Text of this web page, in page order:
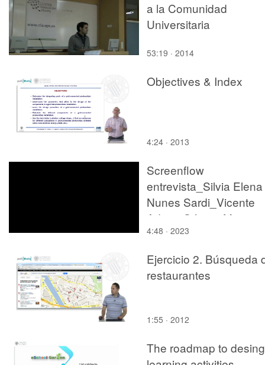
a la Comunidad
Universitaria
53:19 · 2014
Objectives & Index
4:24 · 2013
Screenflow
entrevista_Silvia Elena
Nunes Sardi_Vicente
Adrian Gómez Moreno
4:48 · 2023
Ejercicio 2. Búsqueda
restaurantes
1:55 · 2012
The roadmap to desing